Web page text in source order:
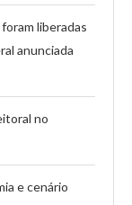
liberadas
anunciada
no
e cenário